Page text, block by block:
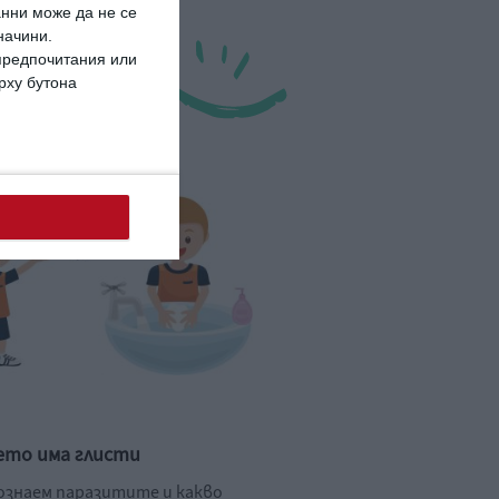
може да не се
или
бутона
има глисти
паразитите и какво